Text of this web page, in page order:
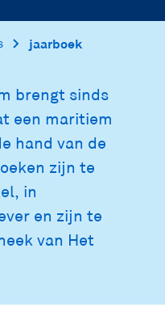
jaarboek
brengt sinds
een maritiem
hand van de
zijn te
in
en zijn te
van Het